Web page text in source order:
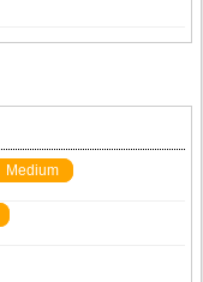
Medium